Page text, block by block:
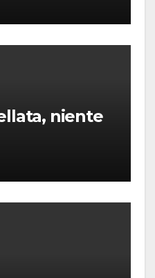
niente